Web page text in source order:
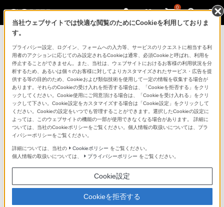
0
ソニーストアのご利用ガイド
ご利用ガイドでは、ソニーストアのご利用方法・サービ
スに関しまとめてご案内しております。
ご利用の前に
ソニーストア 店舗のご案内
ソニーショップ（ソニーストア取次店）のご案内
ソニーストアの特典・サービス
（長期保証、下取サービス、設置・設定サービスなど）
当社ウェブサイトでは快適な閲覧のためにCookieを利用しておりま
す。
プライバシー設定、ログイン、フォームへの入力等、サービスのリクエストに相当する利
用者のアクションに応じてのみ設定されるCookieは通常、必須Cookieと呼ばれ、利用を
停止することができません。また、当社は、ウェブサイトにおけるお客様の利用状況を分
析するため、あるいは個々のお客様に対してよりカスタマイズされたサービス・広告を提
供する等の目的のため、Cookieおよび類似技術を使用して一定の情報を収集する場合が
あります。それらのCookieの受け入れを拒否する場合は、「Cookieを拒否する」をクリ
ックしてください。Cookie使用にご同意頂ける場合は、「Cookieを受け入れる」をクリ
ックして下さい。Cookie設定をカスタマイズする場合は「Cookie設定」をクリックして
ください。Cookieの設定をいつでも管理することができます。選択したCookieの設定に
よっては、このウェブサイトの機能の一部が使用できなくなる場合があります。 詳細に
ついては、当社のCookieポリシーをご覧ください。個人情報の取扱いについては、プラ
イバシーポリシーをご覧ください。
詳細については、当社の Cookieポリシー をご覧ください。
個人情報の取扱いについては、
プライバシーポリシー をご覧ください。
Cookie設定
Cookieを拒否する